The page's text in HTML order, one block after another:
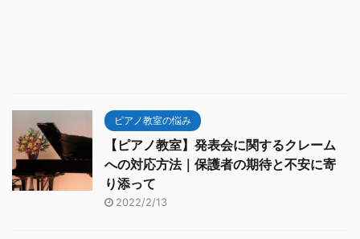
ピアノ教室の悩み
【ピアノ教室】発表会に関するクレーム
への対応方法｜保護者の期待と不安に寄
り添って
2022/2/13